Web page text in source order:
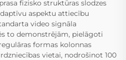
fizisko struktūras slodzes
aspektu attiecību
video signāla
to demonstrējām, pielāgoti
formas kolonnas
vietai, nodrošinot 100